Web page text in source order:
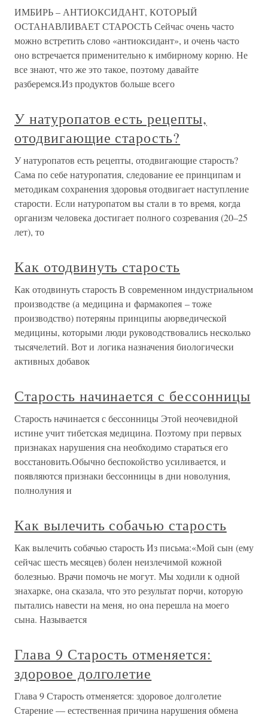
ИМБИРЬ – АНТИОКСИДАНТ, КОТОРЫЙ
ОСТАНАВЛИВАЕТ СТАРОСТЬ Сейчас очень часто
можно встретить слово «антиоксидант», и очень часто
оно встречается применительно к имбирному корню. Не
все знают, что же это такое, поэтому давайте
разберемся.Из продуктов больше всего
У натуропатов есть рецепты,
отодвигающие старость?
У натуропатов есть рецепты, отодвигающие старость?
Сама по себе натуропатия, следование ее принципам и
методикам сохранения здоровья отодвигает наступление
старости. Если натуропатом вы стали в то время, когда
организм человека достигает полного созревания (20–25
лет), то
Как отодвинуть старость
Как отодвинуть старость В современном индустриальном
производстве (а медицина и фармакопея – тоже
производство) потеряны принципы аюрведической
медицины, которыми люди руководствовались несколько
тысячелетий. Вот и логика назначения биологически
активных добавок
Старость начинается с бессонницы
Старость начинается с бессонницы Этой неочевидной
истине учит тибетская медицина. Поэтому при первых
признаках нарушения сна необходимо стараться его
восстановить.Обычно беспокойство усиливается, и
появляются признаки бессонницы в дни новолуния,
полнолуния и
Как вылечить собачью старость
Как вылечить собачью старость Из письма:«Мой сын (ему
сейчас шесть месяцев) болен неизлечимой кожной
болезнью. Врачи помочь не могут. Мы ходили к одной
знахарке, она сказала, что это результат порчи, которую
пытались навести на меня, но она перешла на моего
сына. Называется
Глава 9 Старость отменяется:
здоровое долголетие
Глава 9 Старость отменяется: здоровое долголетие
Старение — естественная причина нарушения обмена